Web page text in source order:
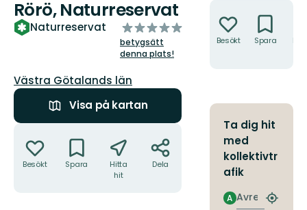
Rörö, Naturreservat
Naturreservat
av
5
stjärnor
betygsätt
denna plats!
Län:
Västra Götalands län
Visa på kartan
Besökt Spara
Hitta
hit
Dela
Besökt Spara
Ta dig hit
med
kollektivtr
afik
Avresa
A
Hitta